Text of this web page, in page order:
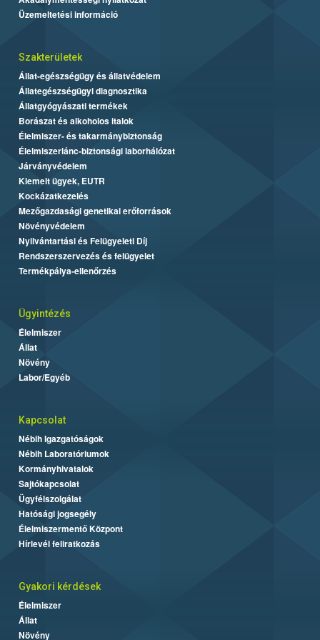
Üzemeltetési információ
Szakterületek
Állat-egészségügy és állatvédelem
Állategészségügyi diagnosztika
Állatgyógyászati termékek
Borászat és alkoholos italok
Élelmiszer- és takarmánybiztonság
Élelmiszerlánc-biztonsági laborhálózat
Járványvédelem
Kiemelt ügyek, EUTR
Kockázatkezelés
Mezőgazdasági genetikai erőforrások
Növényvédelem
Nyilvántartási és Felügyeleti Díj
Rendszerszervezés és felügyelet
Termékpálya-ellenőrzés
Ügyintézés
Élelmiszer
Állat
Növény
Labor/Egyéb
Kapcsolat
Nébih Igazgatóságok
Nébih Laboratóriumok
Kormányhivatalok
Sajtókapcsolat
Ügyfélszolgálat
Hatósági jogsegély
Élelmiszermentő Központ
Hírlevél feliratkozás
Gyakori kérdések
Élelmiszer
Állat
Növény